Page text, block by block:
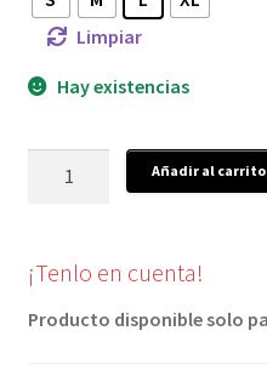
Limpiar
Hay existencias
5
800Wh
Añadir al carrito
¡Tenlo en cuenta!
Producto disponible solo